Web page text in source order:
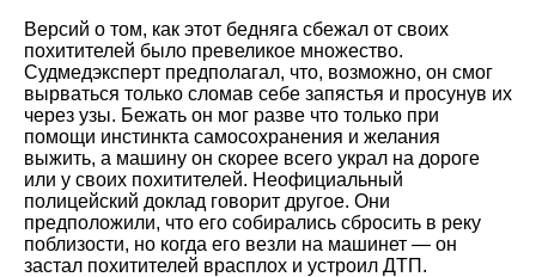
Версий о том, как этот бедняга сбежал от своих
похитителей было превеликое множество.
Судмедэксперт предполагал, что, возможно, он смог
вырваться только сломав себе запястья и просунув их
через узы. Бежать он мог разве что только при
помощи инстинкта самосохранения и желания
выжить, а машину он скорее всего украл на дороге
или у своих похитителей. Неофициальный
полицейский доклад говорит другое. Они
предположили, что его собирались сбросить в реку
поблизости, но когда его везли на машинет — он
застал похитителей врасплох и устроил ДТП.